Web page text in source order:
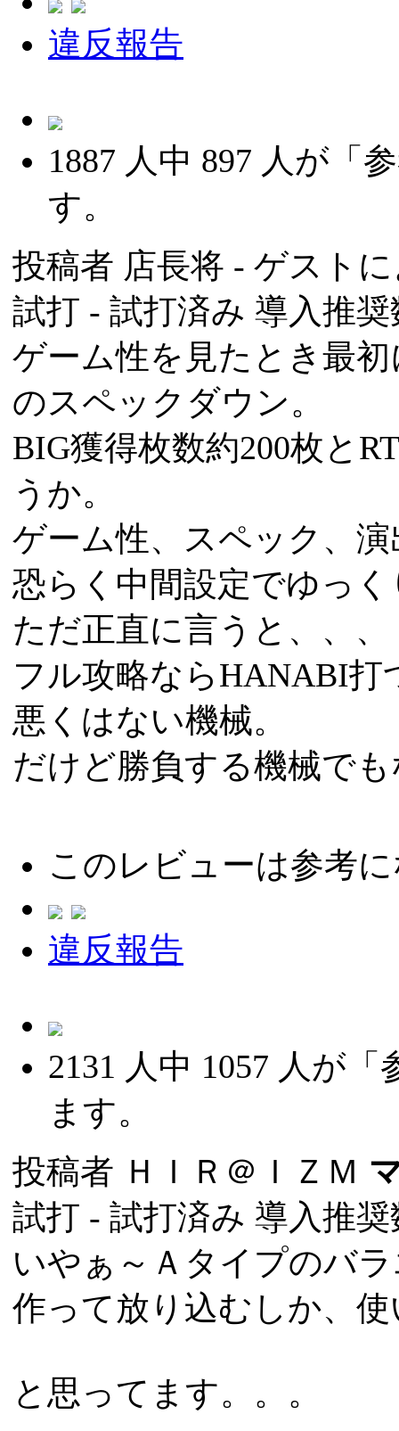
違反報告
1887 人中 897 人が「
す。
投稿者 店長将 - ゲスト
試打 - 試打済み 導入推
ゲーム性を見たとき最
のスペックダウン。
BIG獲得枚数約200枚と
うか。
ゲーム性、スペック、
恐らく中間設定でゆっ
ただ正直に言うと、、、
フル攻略ならHANABI打
悪くはない機械。
だけど勝負する機械で
このレビューは参考
違反報告
2131 人中 1057 人が「
ます。
投稿者 ＨＩＲ＠ＩＺＭ
試打 - 試打済み 導入推
いやぁ～Ａタイプのバ
作って放り込むしか、
と思ってます。。。